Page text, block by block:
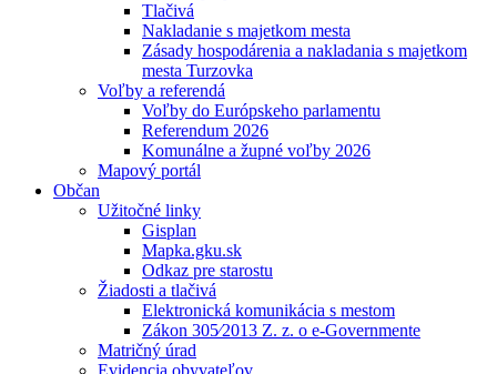
Tlačivá
Nakladanie s majetkom mesta
Zásady hospodárenia a nakladania s majetkom
mesta Turzovka
Voľby a referendá
Voľby do Európskeho parlamentu
Referendum 2026
Komunálne a župné voľby 2026
Mapový portál
Občan
Užitočné linky
Gisplan
Mapka.gku.sk
Odkaz pre starostu
Žiadosti a tlačivá
Elektronická komunikácia s mestom
Zákon 305⁄2013 Z. z. o e-Governmente
Matričný úrad
Evidencia obyvateľov